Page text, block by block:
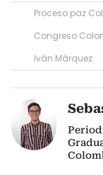
Proceso paz
Congreso
Iván Márquez